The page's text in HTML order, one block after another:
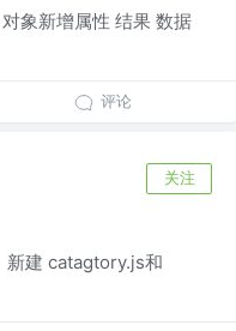
象新增属性 结果 数据
评论
关注
建 catagtory.js和